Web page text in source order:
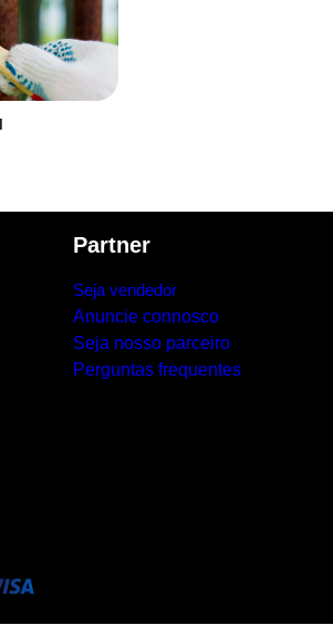
Partner
Seja vendedor
Anuncie connosco
Seja nosso parceiro
Perguntas frequentes